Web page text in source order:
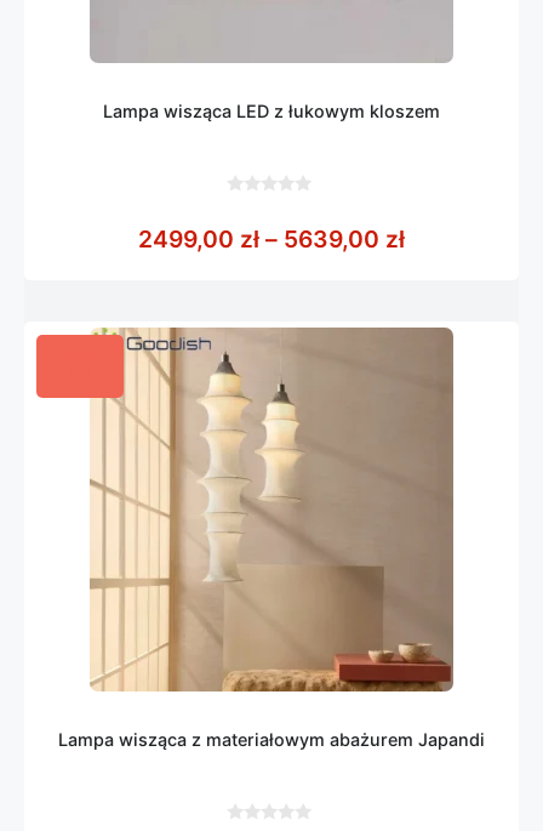
Lampa wisząca LED z łukowym kloszem
5
2499,00 zł – 5639,00 złZakres cen:
Lampa wisząca z materiałowym abażurem Japandi